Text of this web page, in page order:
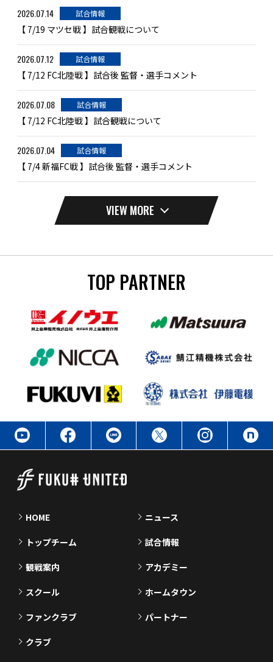
2026.07.14 試合情報
【 7/19 マツセ戦 】試合観戦について
2026.07.12 試合情報
【 7/12 FC北陸戦 】試合後 監督・選手コメント
2026.07.08 試合情報
【 7/12 FC北陸戦 】試合観戦について
2026.07.04 試合情報
【 7/4 新福FC戦 】試合後 監督・選手コメント
VIEW MORE
TOP PARTNER
HOME ニュース
トップチーム 試合情報
観戦案内 アカデミー
スクール ホームタウン
ファンクラブ パートナー
クラブ